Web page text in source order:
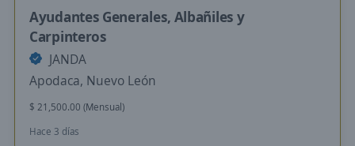
Ayudantes Generales, Albañiles y
Carpinteros
JANDA
Apodaca, Nuevo León
$ 21,500.00 (Mensual)
Hace 3 días